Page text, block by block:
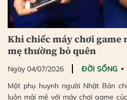
Khi chiếc máy chơi game
mẹ thường bỏ quên
Ngày 04/07/2026 ĐỜI SỐNG
Một phụ huynh người Nhật Bản
luôn mải mê với máy chơi game